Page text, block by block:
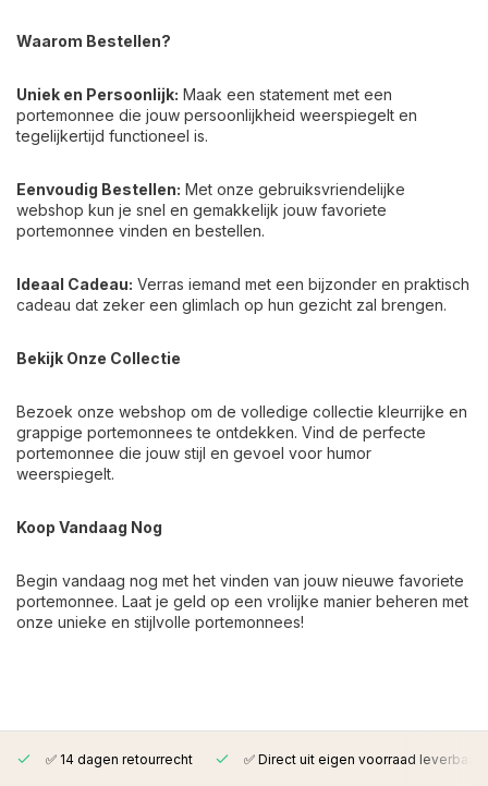
Waarom Bestellen?
Uniek en Persoonlijk: Maak een statement met een
portemonnee die jouw persoonlijkheid weerspiegelt en
tegelijkertijd functioneel is.
Eenvoudig Bestellen: Met onze gebruiksvriendelijke
webshop kun je snel en gemakkelijk jouw favoriete
portemonnee vinden en bestellen.
Ideaal Cadeau: Verras iemand met een bijzonder en praktisch
cadeau dat zeker een glimlach op hun gezicht zal brengen.
Bekijk Onze Collectie
Bezoek onze webshop om de volledige collectie kleurrijke en
grappige portemonnees te ontdekken. Vind de perfecte
portemonnee die jouw stijl en gevoel voor humor
weerspiegelt.
Koop Vandaag Nog
Begin vandaag nog met het vinden van jouw nieuwe favoriete
portemonnee. Laat je geld op een vrolijke manier beheren met
onze unieke en stijlvolle portemonnees!
✅ 14 dagen retourrecht ✅ Direct uit eigen voorraad leverbaar